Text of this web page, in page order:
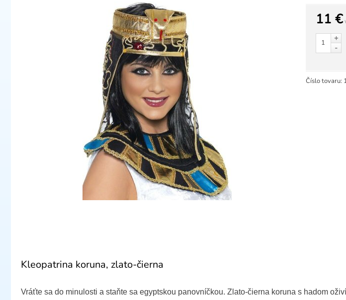
11 €
+
-
Číslo tovaru:
Kleopatrina koruna, zlato-čierna
Vráťte sa do minulosti a staňte sa egyptskou panovníčkou. Zlato-čierna koruna s hadom